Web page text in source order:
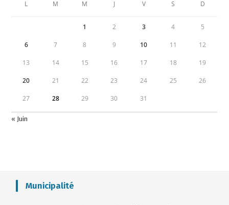
L M M J V S D
1 2 3 4 5
6 7 8 9 10 11 12
13 14 15 16 17 18 19
20 21 22 23 24 25 26
27 28 29 30 31
« Juin
Municipalité